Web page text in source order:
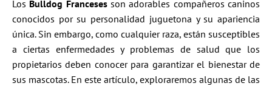
Los Bulldog Francesesson adorables compañeros caninos
conocidos por su personalidad juguetona y su apariencia
única. Sin embargo, como cualquier raza, están susceptibles
a ciertas enfermedades y problemas de salud que los
propietarios deben conocer para garantizar el bienestar de
sus mascotas. En este artículo, exploraremos algunas de las